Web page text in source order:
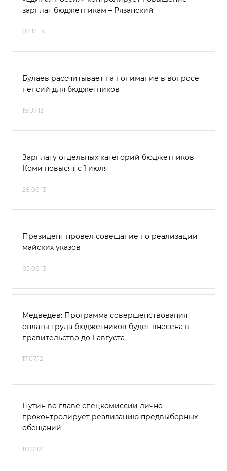
зарплат бюджетникам – Рязанский
02.12.13
Булаев рассчитывает на понимание в вопросе
пенсий для бюджетников
19.07.13
Зарплату отдельных категорий бюджетников
Коми повысят с 1 июля
28.06.13
Президент провел совещание по реализации
майских указов
05.06.13
Медведев: Программа совершенствования
оплаты труда бюджетников будет внесена в
правительство до 1 августа
17.07.12
Путин во главе спецкомиссии лично
проконтролирует реализацию предвыборных
обещаний
11.07.12